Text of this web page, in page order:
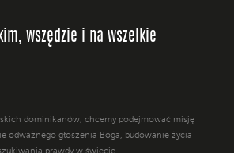
wszędzie i na wszelkie
dominikanów, chcemy podejmować misję
odważnego głoszenia Boga, budowanie życia